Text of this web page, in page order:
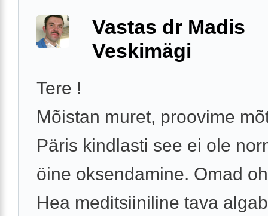
Vastas dr Madis
Veskimägi
Tere !
Mõistan muret, proovime
Päris kindlasti see ei ole
öine oksendamine. Omad
Hea meditsiiniline tava algab